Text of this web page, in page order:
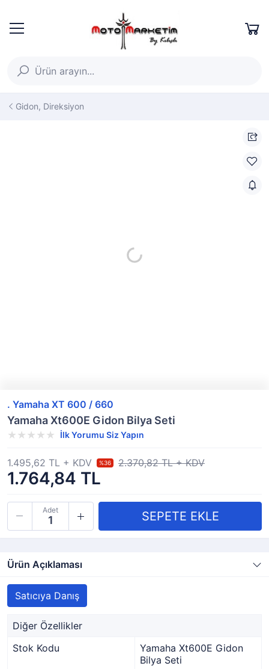
Gidon, Direksiyon
. Yamaha XT 600 / 660
Yamaha Xt600E Gidon Bilya Seti
İlk Yorumu Siz Yapın
1.764,84 TL
1.495,62 TL + KDV %36 2.370,82 TL + KDV
Adet
Ürün Açıklaması
Satıcıya Danış
Diğer Özellikler
Stok Kodu
Yamaha Xt600E Gidon
Bilya Seti